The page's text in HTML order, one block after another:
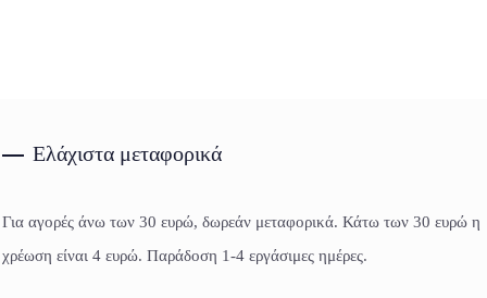
Ελάχιστα μεταφορικά
Για αγορές άνω των 30 ευρώ, δωρεάν μεταφορικά. Κάτω των 30 ευρώ η
χρέωση είναι 4 ευρώ. Παράδοση 1-4 εργάσιμες ημέρες.